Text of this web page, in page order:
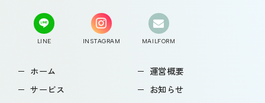
LINE INSTAGRAM MAILFORM
ホーム
サービス
運営概要
お知らせ